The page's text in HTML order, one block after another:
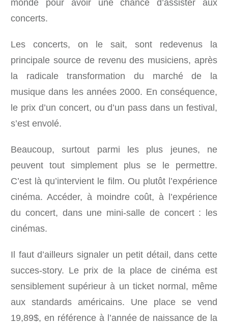
monde pour avoir une chance d’assister aux
concerts.
Les concerts, on le sait, sont redevenus la
principale source de revenu des musiciens, après
la radicale transformation du marché de la
musique dans les années 2000. En conséquence,
le prix d’un concert, ou d’un pass dans un festival,
s’est envolé.
Beaucoup, surtout parmi les plus jeunes, ne
peuvent tout simplement plus se le permettre.
C’est là qu’intervient le film. Ou plutôt l’expérience
cinéma. Accéder, à moindre coût, à l’expérience
du concert, dans une mini-salle de concert : les
cinémas.
Il faut d’ailleurs signaler un petit détail, dans cette
succes-story. Le prix de la place de cinéma est
sensiblement supérieur à un ticket normal, même
aux standards américains. Une place se vend
19,89$, en référence à l’année de naissance de la